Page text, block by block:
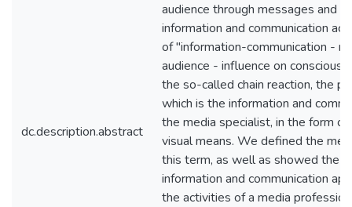
dc.description.abstract
audience through messages and
information and communication
of "information-communication -
audience - influence on
the so-called chain reaction, the
which is the information and
the media specialist, in the form
visual means. We defined the
this term, as well as showed the
information and communication
the activities of a media